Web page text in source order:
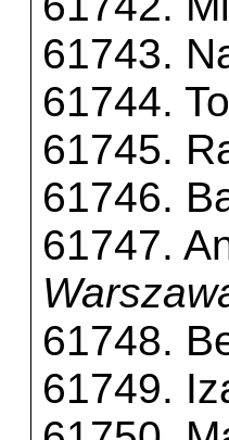
61743.
61744.
61745.
61746.
61747.
61748.
61749.